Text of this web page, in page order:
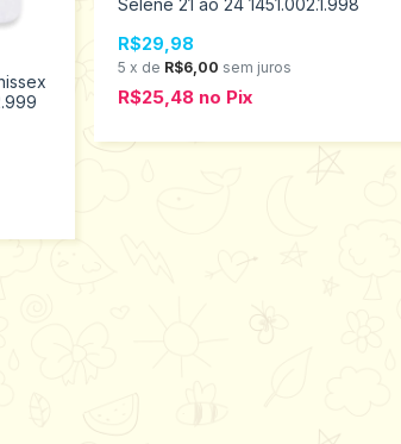
R$29,98
5 x de R$6,00 sem juros
R$25,48 no Pix